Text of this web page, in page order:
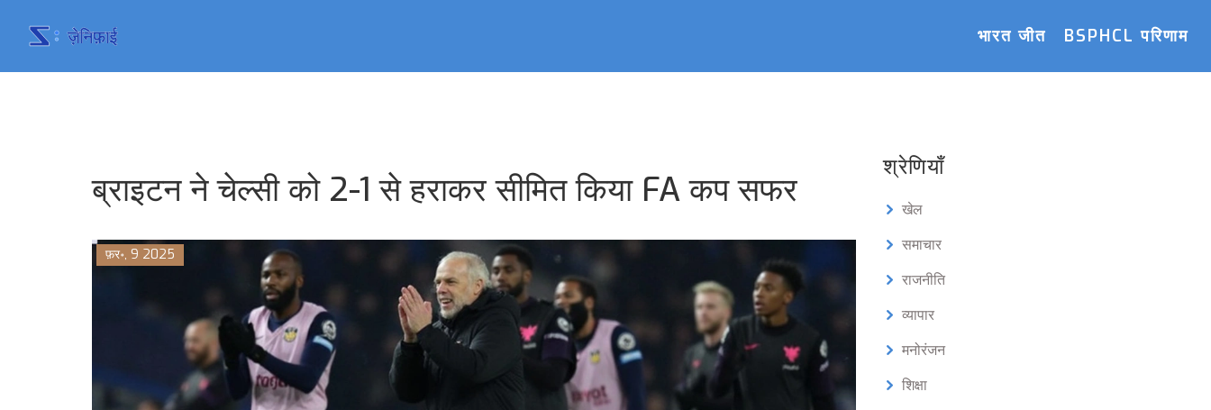
भारत जीत BSPHCL परिणाम
ब्राइटन ने चेल्सी को 2-1 से हराकर सीमित किया FA कप सफर
फ़र॰, 9 2025
श्रेणियाँ
खेल
समाचार
राजनीति
व्यापार
मनोरंजन
शिक्षा